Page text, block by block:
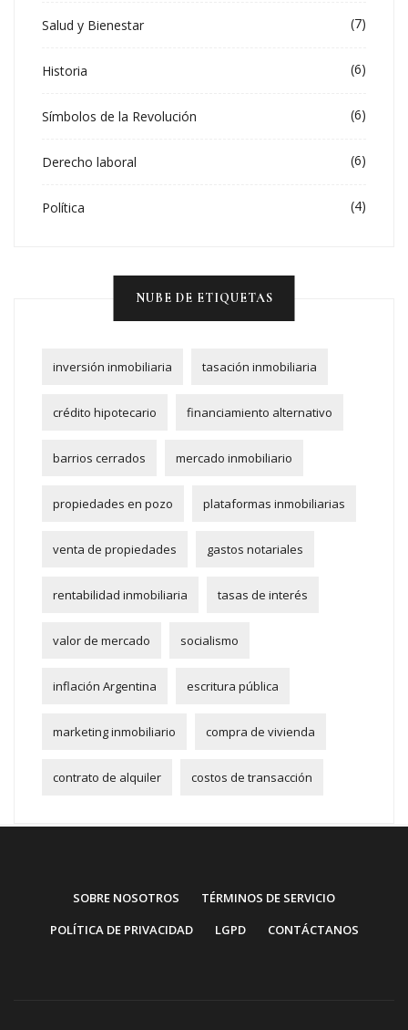
Salud y Bienestar (7)
Historia (6)
Símbolos de la Revolución (6)
Derecho laboral (6)
Política (4)
NUBE DE ETIQUETAS
inversión inmobiliaria tasación inmobiliaria
crédito hipotecario financiamiento alternativo
barrios cerrados mercado inmobiliario
propiedades en pozo plataformas inmobiliarias
venta de propiedades gastos notariales
rentabilidad inmobiliaria tasas de interés
valor de mercado socialismo
inflación Argentina escritura pública
marketing inmobiliario compra de vivienda
contrato de alquiler costos de transacción
SOBRE NOSOTROS
TÉRMINOS DE SERVICIO
POLÍTICA DE PRIVACIDAD
LGPD CONTÁCTANOS